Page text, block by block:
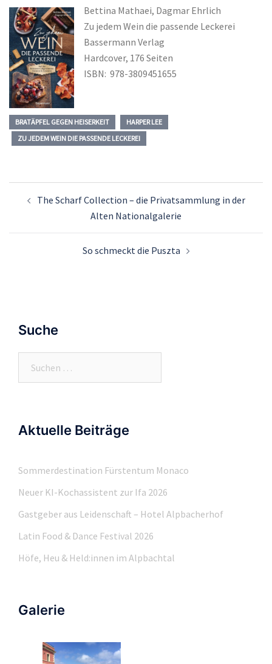
Bettina Mathaei, Dagmar Ehrlich
Zu jedem Wein die passende Leckerei
Bassermann Verlag
Hardcover, 176 Seiten
ISBN: 978-3809451655
BRATÄPFEL GEGEN HEISERKEIT
HARPER LEE
ZU JEDEM WEIN DIE PASSENDE LECKEREI
Navigation
The Scharf Collection – die Privatsammlung in der
Alten Nationalgalerie
So schmeckt die Puszta
Suche
Aktuelle Beiträge
Sommerdestination Fürstentum Monaco
Neuer KI-Kochassistent zur Ifa 2026
Gastgeber aus Leidenschaft – Hotel Alpbacherhof
Latin Food & Dance Festival 2026
Höfe, Heu & Held:innen im Alpbachtal
Galerie